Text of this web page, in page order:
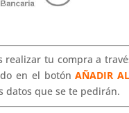
realizar tu compra a
en el botónAÑADIR
datos que se te pedirán.